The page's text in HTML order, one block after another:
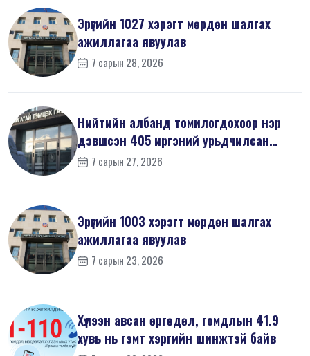
Эрүүгийн 1027 хэрэгт мөрдөн шалгах
ажиллагаа явуулав
7 сарын 28, 2026
Нийтийн албанд томилогдохоор нэр
дэвшсэн 405 иргэний урьдчилсан
мэдүүл...
7 сарын 27, 2026
Эрүүгийн 1003 хэрэгт мөрдөн шалгах
ажиллагаа явуулав
7 сарын 23, 2026
Хүлээн авсан өргөдөл, гомдлын 41.9
хувь нь гэмт хэргийн шинжтэй байв